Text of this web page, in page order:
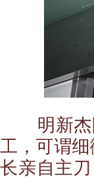
明新
工，可谓细
长亲自主